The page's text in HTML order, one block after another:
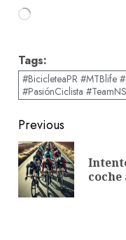
Loading…
Tags:
#BicicleteaPR #MTBlife
#PasiónCiclista
Post
navigation
Previous
coche